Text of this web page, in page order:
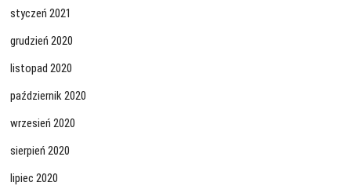
styczeń 2021
grudzień 2020
listopad 2020
październik 2020
wrzesień 2020
sierpień 2020
lipiec 2020